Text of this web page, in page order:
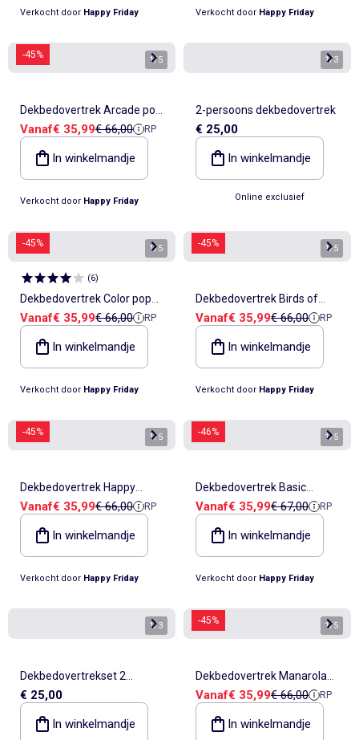
Verkocht door Happy Friday Verkocht door Happy Friday
-45% 1/5
Dekbedovertrek Arcade pop
"Happyfriday"
VanafVerkoopprijs
€ 35,99Referentieprijs
€ 66,00 RP
In winkelmandje
Verkocht door Happy Friday
1/3
2-persoons dekbedovertrek
€ 25,00
In winkelmandje
Online exclusief
-45% 1/5
(6)
Dekbedovertrek Color pop
"Happyfriday"
VanafVerkoopprijs
€ 35,99Referentieprijs
€ 66,00 RP
In winkelmandje
Verkocht door Happy Friday
-45% 1/5
Dekbedovertrek Birds of
paradise "Happyfriday"
VanafVerkoopprijs
€ 35,99Referentieprijs
€ 66,00 RP
In winkelmandje
Verkocht door Happy Friday
-45% 1/5
Dekbedovertrek Happy
stripes "Happyfriday"
VanafVerkoopprijs
€ 35,99Referentieprijs
€ 66,00 RP
In winkelmandje
Verkocht door Happy Friday
-46% 1/5
Dekbedovertrek Basic
"Happyfriday"
VanafVerkoopprijs
€ 35,99Referentieprijs
€ 67,00 RP
In winkelmandje
Verkocht door Happy Friday
1/3
Dekbedovertrekset 2
personen
€ 25,00
In winkelmandje
-45% 1/5
Dekbedovertrek Manarola
"Happyfriday"
VanafVerkoopprijs
€ 35,99Referentieprijs
€ 66,00 RP
In winkelmandje